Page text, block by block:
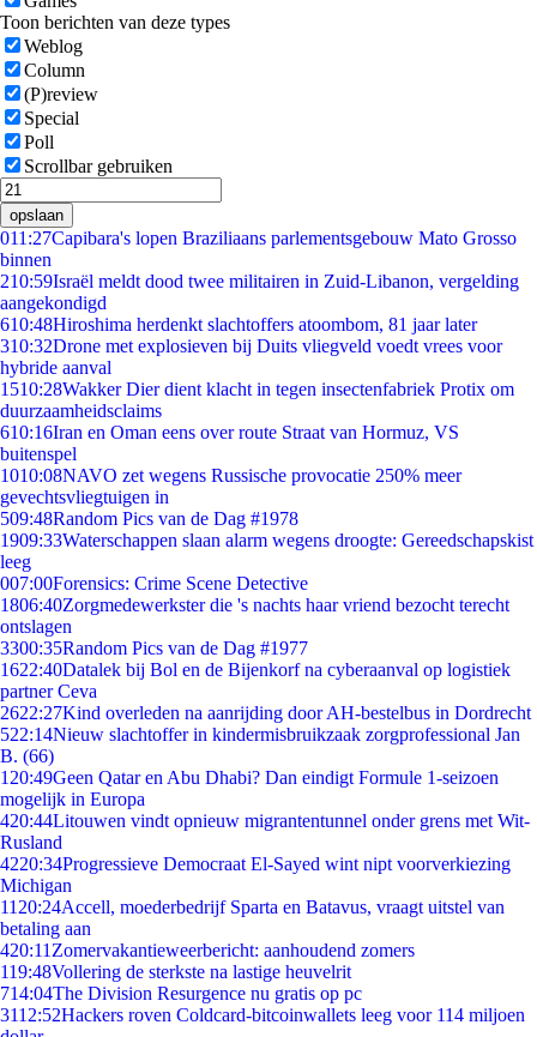
Toon berichten van deze types
Weblog
Column
(P)review
Special
Poll
Scrollbar gebruiken
opslaan
011:27Capibara's lopen Braziliaans parlementsgebouw Mato Grosso
binnen
210:59Israël meldt dood twee militairen in Zuid-Libanon, vergelding
aangekondigd
610:48Hiroshima herdenkt slachtoffers atoombom, 81 jaar later
310:32Drone met explosieven bij Duits vliegveld voedt vrees voor
hybride aanval
1510:28Wakker Dier dient klacht in tegen insectenfabriek Protix om
duurzaamheidsclaims
610:16Iran en Oman eens over route Straat van Hormuz, VS
buitenspel
1010:08NAVO zet wegens Russische provocatie 250% meer
gevechtsvliegtuigen in
509:48Random Pics van de Dag #1978
1909:33Waterschappen slaan alarm wegens droogte: Gereedschapskist
leeg
007:00Forensics: Crime Scene Detective
1806:40Zorgmedewerkster die 's nachts haar vriend bezocht terecht
ontslagen
3300:35Random Pics van de Dag #1977
1622:40Datalek bij Bol en de Bijenkorf na cyberaanval op logistiek
partner Ceva
2622:27Kind overleden na aanrijding door AH-bestelbus in Dordrecht
522:14Nieuw slachtoffer in kindermisbruikzaak zorgprofessional Jan
B. (66)
1 20:49Geen Qatar en Abu Dhabi? Dan eindigt Formule 1-seizoen
mogelijk in Europa
420:44Litouwen vindt opnieuw migrantentunnel onder grens met Wit-
Rusland
4220:34Progressieve Democraat El-Sayed wint nipt voorverkiezing
Michigan
11 20:24Accell, moederbedrijf Sparta en Batavus, vraagt uitstel van
betaling aan
420:11 Zomervakantieweerbericht: aanhoudend zomers
119:48Vollering de sterkste na lastige heuvelrit
714:04The Division Resurgence nu gratis op pc
3112:52Hackers roven Coldcard-bitcoinwallets leeg voor 114 miljoen